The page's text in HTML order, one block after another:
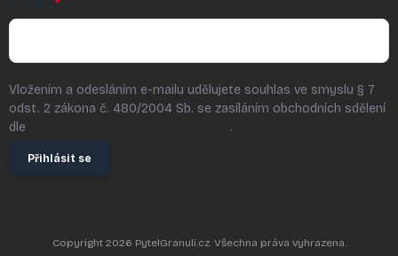
Vložením a odesláním e-mailu udělujete souhlas ve smyslu § 7
odst. 2 zákona č. 480/2004 Sb. se zasíláním obchodních sdělení
dle
.
Přihlásit se
Copyright 2026 PytelGranuli.cz. Všechna práva vyhrazena.